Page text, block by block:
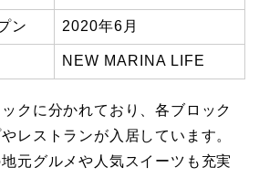
ン 2020年6月
NEW MARINA LIFE
クに分かれており、各ブロック
レストランが入居しています。
元グルメや人気スイーツも充実